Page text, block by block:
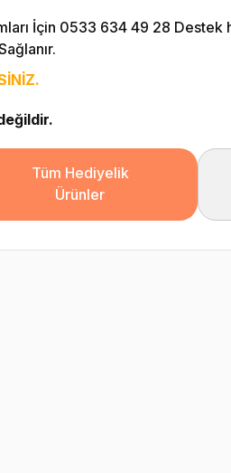
İçin 0533 634 49 28 Destek
Tüm Hediyelik
Ürünler